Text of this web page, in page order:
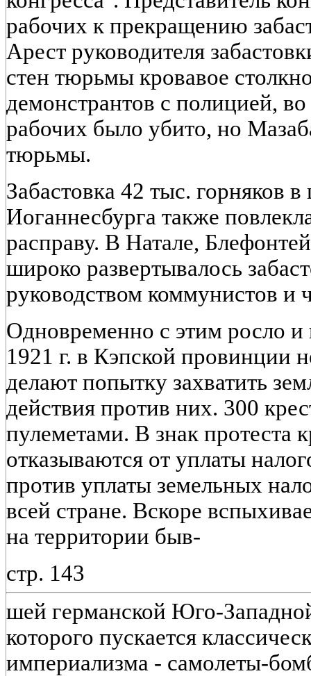
рабочих к прекращению
Арест руководителя
стен тюрьмы кровавое
демонстрантов с полицией,
рабочих было убито, но
тюрьмы.
Забастовка 42 тыс. горняков
Иоганнесбурга также
расправу. В Натале,
широко развертывалось
руководством коммунистов и
Одновременно с этим росло и
1921 г. в Кэпской провинции
делают попытку захватить
действия против них. 300
пулеметами. В знак протеста
отказываются от уплаты
против уплаты земельных
всей стране. Вскоре
на территории быв-
стр. 143
шей германской Юго-
которого пускается
империализма - самолеты-